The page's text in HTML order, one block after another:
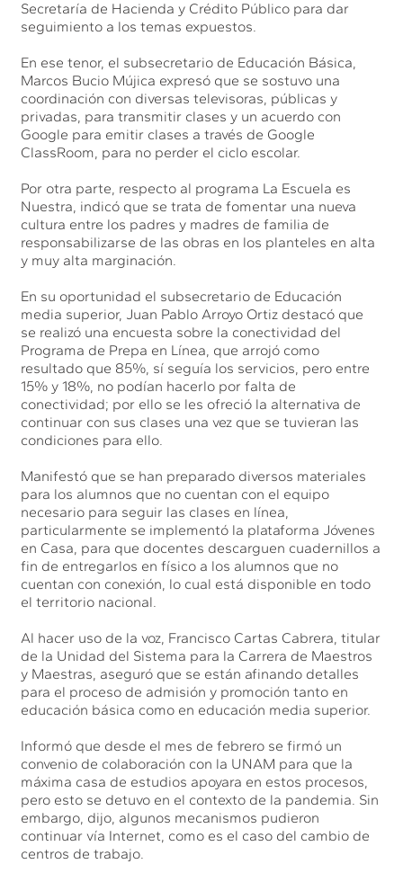
Secretaría de Hacienda y Crédito Público para dar
seguimiento a los temas expuestos.
En ese tenor, el subsecretario de Educación Básica,
Marcos Bucio Mújica expresó que se sostuvo una
coordinación con diversas televisoras, públicas y
privadas, para transmitir clases y un acuerdo con
Google para emitir clases a través de Google
ClassRoom, para no perder el ciclo escolar.
Por otra parte, respecto al programa La Escuela es
Nuestra, indicó que se trata de fomentar una nueva
cultura entre los padres y madres de familia de
responsabilizarse de las obras en los planteles en alta
y muy alta marginación.
En su oportunidad el subsecretario de Educación
media superior, Juan Pablo Arroyo Ortiz destacó que
se realizó una encuesta sobre la conectividad del
Programa de Prepa en Línea, que arrojó como
resultado que 85%, sí seguía los servicios, pero entre
15% y 18%, no podían hacerlo por falta de
conectividad; por ello se les ofreció la alternativa de
continuar con sus clases una vez que se tuvieran las
condiciones para ello.
Manifestó que se han preparado diversos materiales
para los alumnos que no cuentan con el equipo
necesario para seguir las clases en línea,
particularmente se implementó la plataforma Jóvenes
en Casa, para que docentes descarguen cuadernillos a
fin de entregarlos en físico a los alumnos que no
cuentan con conexión, lo cual está disponible en todo
el territorio nacional.
Al hacer uso de la voz, Francisco Cartas Cabrera, titular
de la Unidad del Sistema para la Carrera de Maestros
y Maestras, aseguró que se están afinando detalles
para el proceso de admisión y promoción tanto en
educación básica como en educación media superior.
Informó que desde el mes de febrero se firmó un
convenio de colaboración con la UNAM para que la
máxima casa de estudios apoyara en estos procesos,
pero esto se detuvo en el contexto de la pandemia. Sin
embargo, dijo, algunos mecanismos pudieron
continuar vía Internet, como es el caso del cambio de
centros de trabajo.